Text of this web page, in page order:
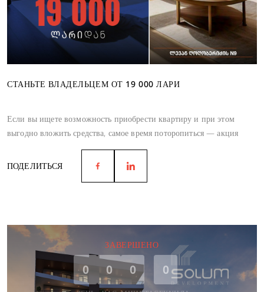
СТАНЬТЕ ВЛАДЕЛЬЦЕМ ОТ 19 000 ЛАРИ
Если вы ищете возможность приобрести квартиру и при этом
выгодно вложить средства, самое время поторопиться — акция
ПОДЕЛИТЬСЯ
ЗАВЕРШЕНО
0 0 0 0